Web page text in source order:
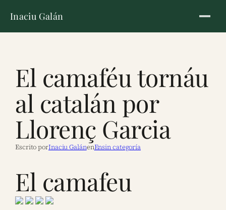
Inaciu Galán
El camaféu tornáu
al catalán por
Llorenç Garcia
Escrito porInaciu GalánenEnsin categoría
El camafeu